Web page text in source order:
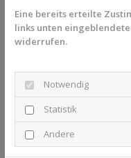
Heute gibt es außerdem
Zahnspangen. Neben
unauffälligere Systeme
individuell angepasste
ästhetisch überzeugen.
Weitere Informationen
Behandlungskonzept
Uns.
Eine bereits erteilte
links unten
widerrufen.
Notwendig
Statistik
Andere